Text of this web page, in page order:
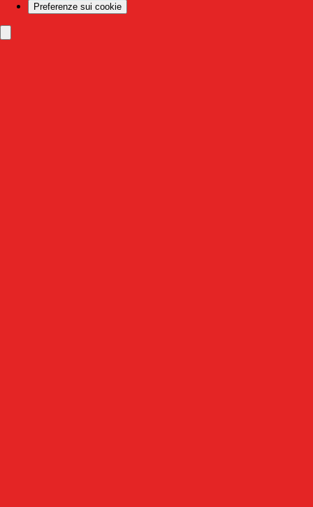
Preferenze sui cookie